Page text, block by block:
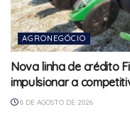
AGRONEGÓCIO
Nova linha de crédito
impulsionar a
8 DE AGOSTO DE 2026